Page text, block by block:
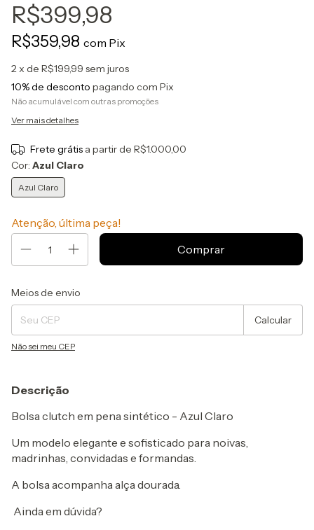
R$399,98
R$359,98 com Pix
2x de R$199,99 sem juros
10% de desconto pagando com Pix
Não acumulável com outras promoções
Ver mais detalhes
Frete grátis a partir de R$1.000,00
Cor: Azul Claro
Azul Claro
Atenção, última peça!
Entregas para o CEP:
Meios de envio
Calcular
Não sei meu CEP
Descrição
Bolsa clutch em pena sintético - Azul Claro
Um modelo elegante e sofisticado para noivas,
madrinhas, convidadas e formandas.
A bolsa acompanha alça dourada.
Ainda em dúvida?